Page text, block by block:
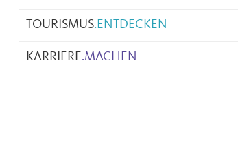
TOURISMUS.ENTDECKEN
KARRIERE.MACHEN